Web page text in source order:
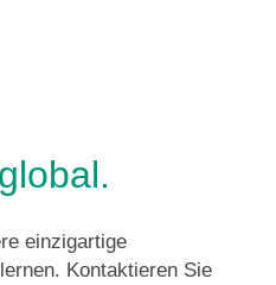
einzigartige
Kontaktieren Sie